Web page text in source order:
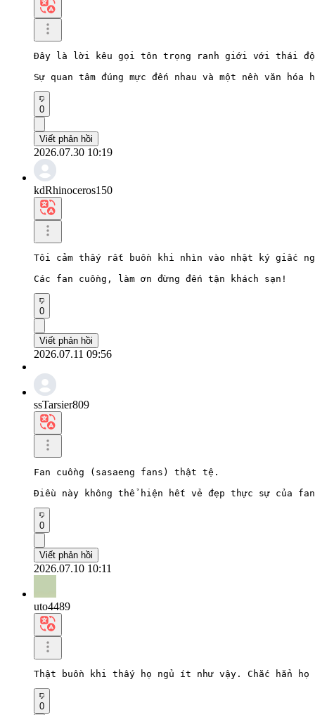
Đây là lời kêu gọi tôn trọng ranh giới với thái
Sự quan tâm đúng mực đến nhau và một nền văn
0
Viết phản hồi
2026.07.30 10:19
kdRhinoceros150
Tôi cảm thấy rất buồn khi nhìn vào nhật ký giấc
Các fan cuồng, làm ơn đừng đến tận khách sạn!
0
Viết phản hồi
2026.07.11 09:56
ssTarsier809
Fan cuồng (sasaeng fans) thật tệ.
Điều này không thể hiện hết vẻ đẹp thực sự của
0
Viết phản hồi
2026.07.10 10:11
uto4489
Thật buồn khi thấy họ ngủ ít như vậy. Chắc hẳn
0